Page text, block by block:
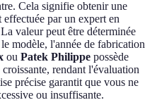
Cela signifie obtenir une
par un expert en
valeur peut être déterminée
modèle, l'année de fabrication
ou Patek Philippe possède
rendant l'évaluation
précise garantit que vous ne
ou insuffisante.